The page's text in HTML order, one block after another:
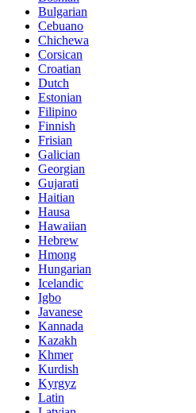
Bulgarian
Cebuano
Chichewa
Corsican
Croatian
Dutch
Estonian
Filipino
Finnish
Frisian
Galician
Georgian
Gujarati
Haitian
Hausa
Hawaiian
Hebrew
Hmong
Hungarian
Icelandic
Igbo
Javanese
Kannada
Kazakh
Khmer
Kurdish
Kyrgyz
Latin